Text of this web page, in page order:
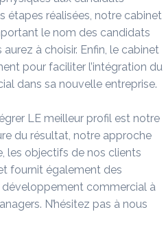
étapes réalisées, notre cabinet
le nom des candidats
à choisir. Enfin, le cabinet
pour faciliter l’intégration du
dans sa nouvelle entreprise.
LE meilleur profil est notre
du résultat, notre approche
les objectifs de nos clients
fournit également des
commercial à
N’hésitez pas à nous